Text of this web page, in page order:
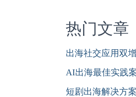
热门文章
出海社交应用双
AI出海最佳实践
短剧出海解决方案